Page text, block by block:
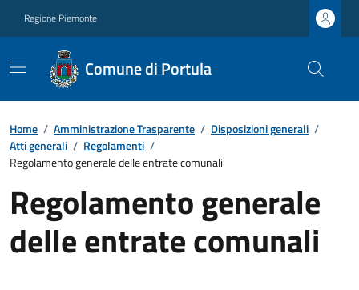
Regione Piemonte
Comune di Portula
Home / Amministrazione Trasparente / Disposizioni generali /
Atti generali / Regolamenti /
Regolamento generale delle entrate comunali
Regolamento generale
delle entrate comunali